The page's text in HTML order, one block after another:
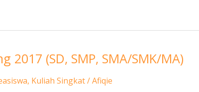
2017 (SD, SMP, SMA/SMK/MA)
, Kuliah Singkat/Afiqie